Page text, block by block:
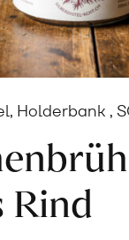
Holderbank ,
Rind